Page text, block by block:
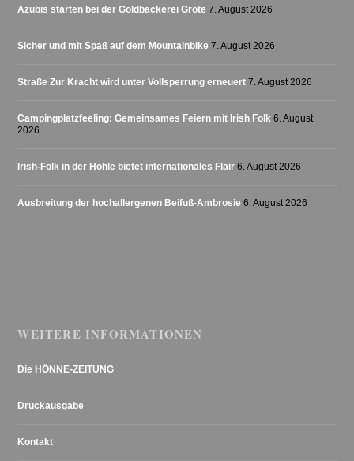
Azubis starten bei der Goldbäckerei Grote 7. August 2026
Sicher und mit Spaß auf dem Mountainbike 7. August 2026
Straße Zur Kracht wird unter Vollsperrung erneuert 7. August 2026
Campingplatzfeeling: Gemeinsames Feiern mit Irish Folk 6. August
2026
Irish-Folk in der Höhle bietet internationales Flair 6. August 2026
Ausbreitung der hochallergenen Beifuß-Ambrosie 6. August 2026
WEITERE INFORMATIONEN
Die HÖNNE-ZEITUNG
Druckausgabe
Kontakt